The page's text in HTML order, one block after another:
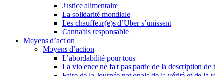
Justice alimentaire
La solidarité mondiale
Les chauffeur(e)s d’Uber s’unissent
Cannabis responsable
Moyens d’action
Moyens d’action
L’abordabilité pour tous
La violence ne fait pas partie de la description de